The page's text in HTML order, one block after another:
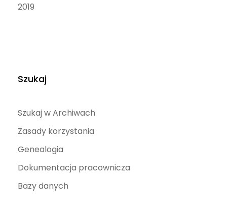
2019
Szukaj
Szukaj w Archiwach
Zasady korzystania
Genealogia
Dokumentacja pracownicza
Bazy danych